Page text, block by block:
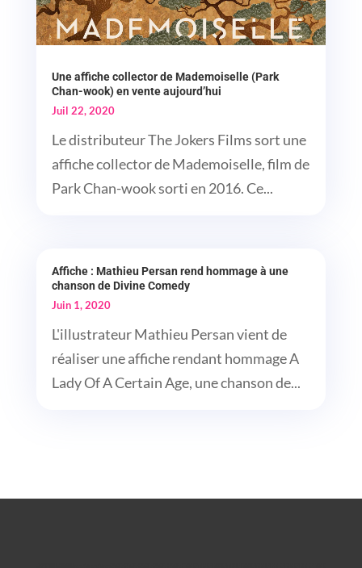
Une affiche collector de Mademoiselle (Park
Chan-wook) en vente aujourd’hui
Juil 22, 2020
Le distributeur The Jokers Films sort une
affiche collector de Mademoiselle, film de
Park Chan-wook sorti en 2016. Ce...
Affiche : Mathieu Persan rend hommage à une
chanson de Divine Comedy
Juin 1, 2020
L'illustrateur Mathieu Persan vient de
réaliser une affiche rendant hommage A
Lady Of A Certain Age, une chanson de...